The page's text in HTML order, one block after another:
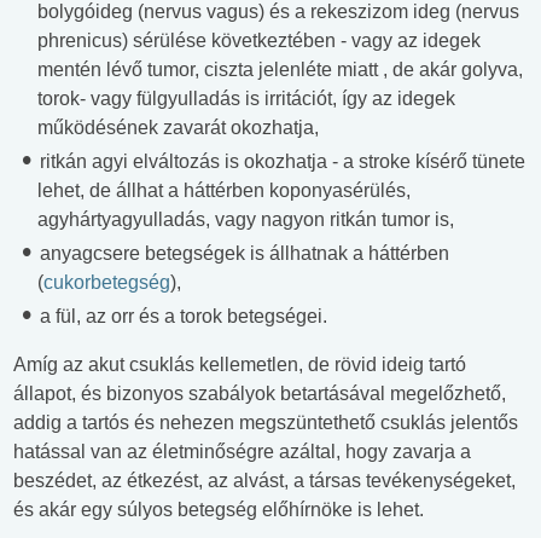
bolygóideg (nervus vagus) és a rekeszizom ideg (nervus
phrenicus) sérülése következtében - vagy az idegek
mentén lévő tumor, ciszta jelenléte miatt , de akár golyva,
torok- vagy fülgyulladás is irritációt, így az idegek
működésének zavarát okozhatja,
ritkán agyi elváltozás is okozhatja - a stroke kísérő tünete
lehet, de állhat a háttérben koponyasérülés,
agyhártyagyulladás, vagy nagyon ritkán tumor is,
anyagcsere betegségek is állhatnak a háttérben
(cukorbetegség),
a fül, az orr és a torok betegségei.
Amíg az akut csuklás kellemetlen, de rövid ideig tartó
állapot, és bizonyos szabályok betartásával megelőzhető,
addig a tartós és nehezen megszüntethető csuklás jelentős
hatással van az életminőségre azáltal, hogy zavarja a
beszédet, az étkezést, az alvást, a társas tevékenységeket,
és akár egy súlyos betegség előhírnöke is lehet.